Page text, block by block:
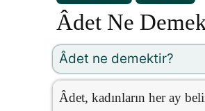
Âdet Ne
Âdet ne demektir?
Âdet, kadınların her ay